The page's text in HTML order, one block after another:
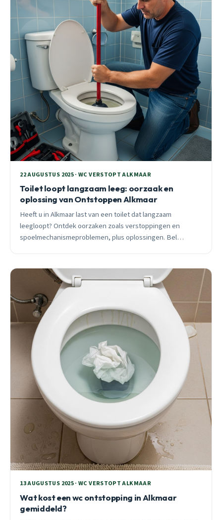
22 AUGUSTUS 2025 · WC VERSTOPT ALKMAAR
Toilet loopt langzaam leeg: oorzaak en
oplossing van Ontstoppen Alkmaar
Heeft u in Alkmaar last van een toilet dat langzaam
leegloopt? Ontdek oorzaken zoals verstoppingen en
spoelmechanismeproblemen, plus oplossingen. Bel
13 AUGUSTUS 2025 · WC VERSTOPT ALKMAAR
Wat kost een wc ontstopping in Alkmaar
gemiddeld?